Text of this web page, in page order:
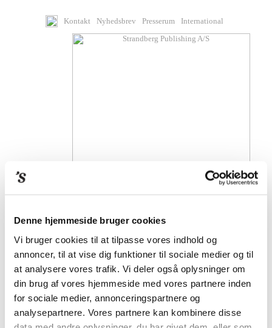
Denne hjemmeside bruger cookies
Vi bruger cookies til at tilpasse vores indhold og
annoncer, til at vise dig funktioner til sociale medier og til
at analysere vores trafik. Vi deler også oplysninger om
din brug af vores hjemmeside med vores partnere inden
for sociale medier, annonceringspartnere og
analysepartnere. Vores partnere kan kombinere disse
Kontakt Nyhedsbrev Presserum International
BØGER
KOMMENDE BØGER
FORFATTERE
PRESSEOMTALE